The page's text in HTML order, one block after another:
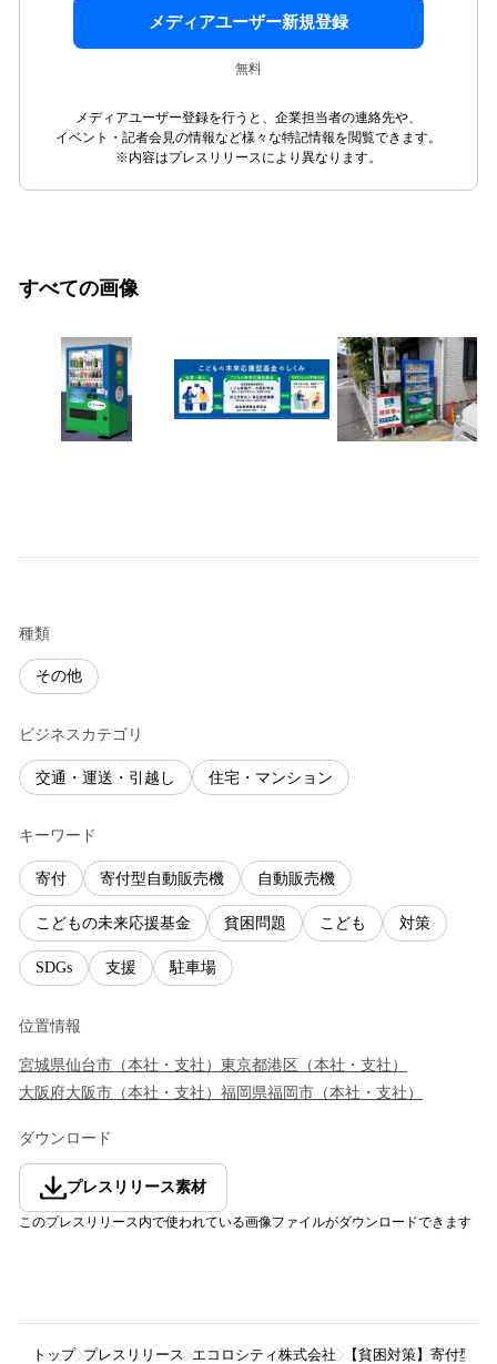
メディアユーザー新規登録
無料
メディアユーザー登録を行うと、企業担当者の連絡先や、
イベント・記者会見の情報など様々な特記情報を閲覧できます。
※内容はプレスリリースにより異なります。
すべての画像
種類
その他
ビジネスカテゴリ
交通・運送・引越し 住宅・マンション
キーワード
寄付 寄付型自動販売機 自動販売機
こどもの未来応援基金 貧困問題 こども 対策
SDGs 支援 駐車場
位置情報
宮城県仙台市 （本社・支社 ） 東京都港区 （本社・支社 ）
大阪府大阪市 （本社・支社 ） 福岡県福岡市 （本社・支社 ）
ダウンロード
プレスリリース素材
このプレスリリース内で使われている画像ファイルがダウンロードできます
トップ プレスリリース エコロシティ株式会社 【貧困対策】寄付型